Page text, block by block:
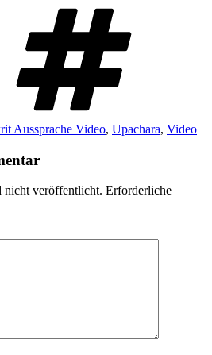
Aussprache Video, Upachara, Video
veröffentlicht. Erforderliche